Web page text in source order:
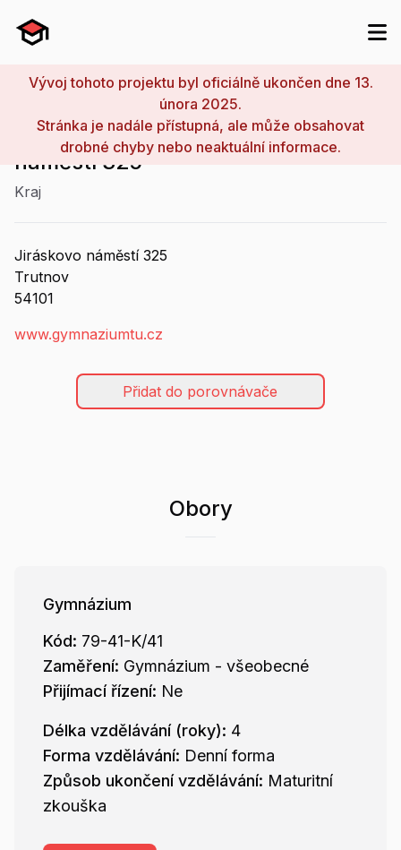
Vývoj tohoto projektu byl oficiálně ukončen dne 13.
února 2025.
Stránka je nadále přístupná, ale může obsahovat
drobné chyby nebo neaktuální informace.
Gymnázium, Trutnov, Jiráskovo
náměstí 325
Kraj
Jiráskovo náměstí 325
Trutnov
54101
www.gymnaziumtu.cz
Přidat do porovnávače
Obory
Gymnázium
Kód: 79-41-K/41
Zaměření: Gymnázium - všeobecné
Přijímací řízení: Ne
Délka vzdělávání (roky): 4
Forma vzdělávání: Denní forma
Způsob ukončení vzdělávání: Maturitní
zkouška